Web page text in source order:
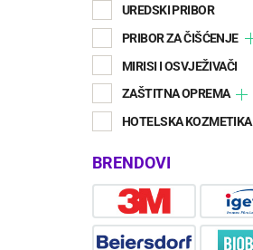
UREDSKI PRIBOR
PRIBOR ZA ČIŠĆENJE
MIRISI I OSVJEŽIVAČI
ZAŠTITNA OPREMA
HOTELSKA KOZMETIKA
BRENDOVI